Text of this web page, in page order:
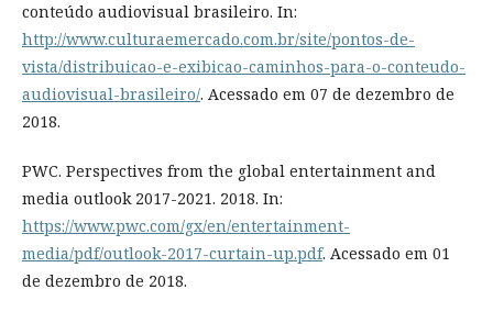
conteúdo audiovisual brasileiro. In:
http://www.culturaemercado.com.br/site/pontos-de-
vista/distribuicao-e-exibicao-caminhos-para-o-conteudo-
audiovisual-brasileiro/. Acessado em 07 de dezembro de
2018.
PWC. Perspectives from the global entertainment and
media outlook 2017-2021. 2018. In:
https://www.pwc.com/gx/en/entertainment-
media/pdf/outlook-2017-curtain-up.pdf. Acessado em 01
de dezembro de 2018.